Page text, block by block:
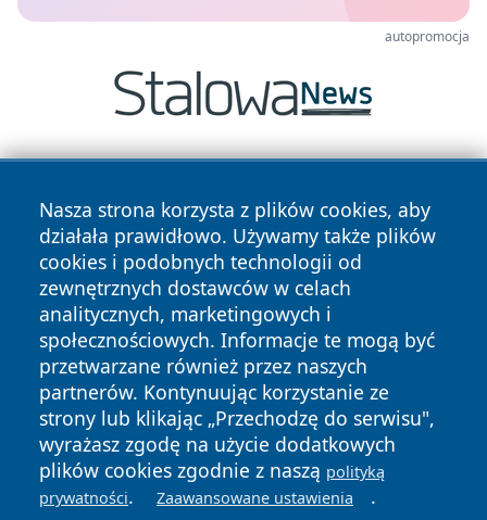
autopromocja
Nasza strona korzysta z plików cookies, aby
działała prawidłowo. Używamy także plików
cookies i podobnych technologii od
zewnętrznych dostawców w celach
analitycznych, marketingowych i
społecznościowych. Informacje te mogą być
przetwarzane również przez naszych
partnerów. Kontynuując korzystanie ze
strony lub klikając „Przechodzę do serwisu",
wyrażasz zgodę na użycie dodatkowych
plików cookies zgodnie z naszą polityką
prywatności. Zaawansowane ustawienia .
Copyright © 2026 24piaseczno.pl Wszystkie prawa
zastrzeżone.
News Autorzy
Polityka
Prywatności
Polityka
Cookies